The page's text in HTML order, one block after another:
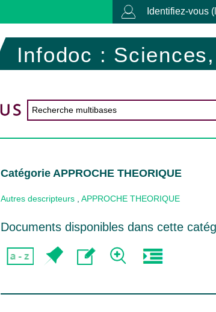
Identifiez-vous
Infodoc :
Catégorie APPROCHE THEORIQUE
Autres descripteurs APPROCHE THEORIQUE
Documents disponibles dans cette